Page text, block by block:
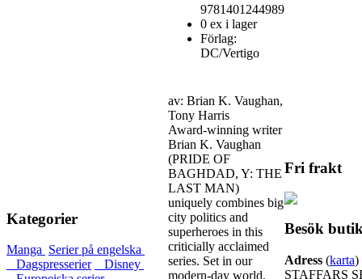
Kategorier
Manga Serier på engelska
Dagspresserier
Disney
9781401244989
0 ex i lager
Förlag:
DC/Vertigo
av: Brian K. Vaughan,
Tony Harris
Award-winning writer
Brian K. Vaughan
(PRIDE OF
BAGHDAD, Y: THE
LAST MAN)
uniquely combines big
city politics and
superheroes in this
criticially acclaimed
series. Set in our
modern-day world,
Fri frakt
Besök
Adress (karta)
STAFFARS